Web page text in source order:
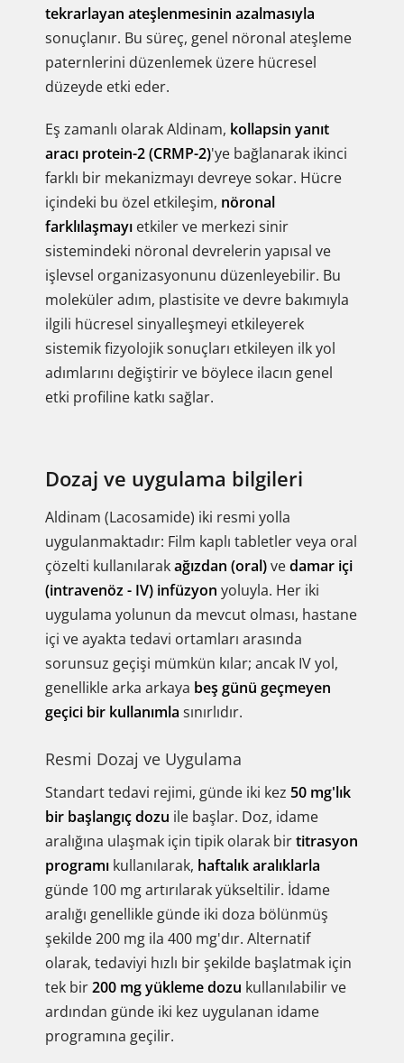
tekrarlayan ateşlenmesinin azalmasıyla
sonuçlanır. Bu süreç, genel nöronal ateşleme
paternlerini düzenlemek üzere hücresel
düzeyde etki eder.
Eş zamanlı olarak Aldinam, kollapsin yanıt
aracı protein-2 (CRMP-2)'ye bağlanarak ikinci
farklı bir mekanizmayı devreye sokar. Hücre
içindeki bu özel etkileşim, nöronal
farklılaşmayı etkiler ve merkezi sinir
sistemindeki nöronal devrelerin yapısal ve
işlevsel organizasyonunu düzenleyebilir. Bu
moleküler adım, plastisite ve devre bakımıyla
ilgili hücresel sinyalleşmeyi etkileyerek
sistemik fizyolojik sonuçları etkileyen ilk yol
adımlarını değiştirir ve böylece ilacın genel
etki profiline katkı sağlar.
Dozaj ve uygulama bilgileri
Aldinam (Lacosamide) iki resmi yolla
uygulanmaktadır: Film kaplı tabletler veya oral
çözelti kullanılarakağızdan (oral)vedamar içi
(intravenöz - IV) infüzyon yoluyla. Her iki
uygulama yolunun da mevcut olması, hastane
içi ve ayakta tedavi ortamları arasında
sorunsuz geçişi mümkün kılar; ancak IV yol,
genellikle arka arkaya beş günü geçmeyen
geçici bir kullanımla sınırlıdır.
Resmi Dozaj ve Uygulama
Standart tedavi rejimi, günde iki kez 50 mg'lık
bir başlangıç dozu ile başlar. Doz, idame
aralığına ulaşmak için tipik olarak birtitrasyon
programı kullanılarak, haftalık aralıklarla
günde 100 mg artırılarak yükseltilir. İdame
aralığı genellikle günde iki doza bölünmüş
şekilde 200 mg ila 400 mg'dır. Alternatif
olarak, tedaviyi hızlı bir şekilde başlatmak için
tek bir200 mg yükleme dozu kullanılabilir ve
ardından günde iki kez uygulanan idame
programına geçilir.